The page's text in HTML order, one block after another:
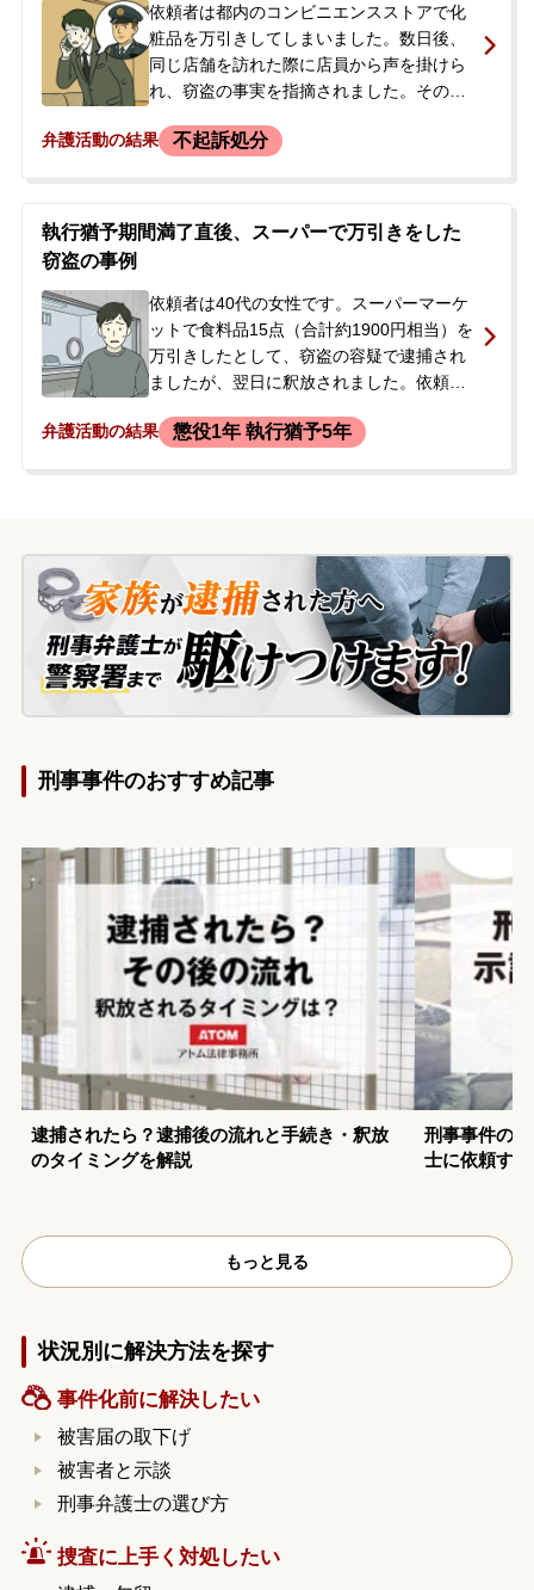
依頼者は都内のコンビニエンスストアで化
粧品を万引きしてしまいました。数日後、
同じ店舗を訪れた際に店員から声を掛けら
れ、窃盗の事実を指摘されました。その場
に通報され、警察署で事情聴取と家宅捜索
し、今後の手続きの流れや対応が分からず
不安を感じていたことから、弁護士に相談
弁護活動の結果 不起訴処分
執行猶予期間満了直後、スーパーで万引きをした
窃盗の事例
依頼者は40代の女性です。スーパーマーケ
ットで食料品15点（合計約1900円相当）を
万引きしたとして、窃盗の容疑で逮捕され
ましたが、翌日に釈放されました。依頼者
判決を受けた前科があり、その執行猶予期
弁護活動の結果 懲役1年 執行猶予5年
刑事事件のおすすめ記事
逮捕されたら？逮捕後の流れと手続き・釈放
のタイミングを解説
刑事事件の
士に依頼す
もっと見る
状況別に解決方法を探す
事件化前に解決したい
被害届の取下げ
被害者と示談
刑事弁護士の選び方
捜査に上手く対処したい